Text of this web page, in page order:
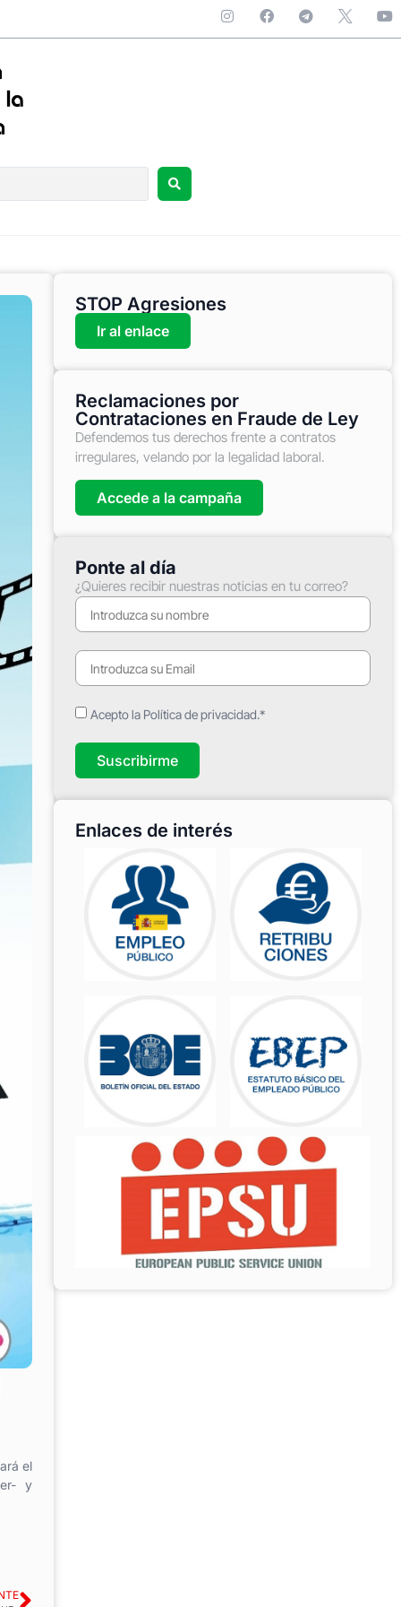
el
y
STOP Agresiones
Ir al enlace
Reclamaciones por
Contrataciones en Fraude de Ley
Defendemos tus derechos frente a contratos
irregulares, velando por la legalidad laboral.
Accede a la campaña
Ponte al día
¿Quieres recibir nuestras noticias en tu correo?
Acepto la Política de privacidad.*
Suscribirme
Enlaces de interés